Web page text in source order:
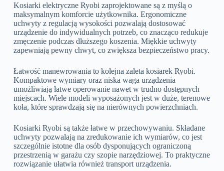
Kosiarki elektryczne Ryobi zaprojektowane są z myślą o
maksymalnym komforcie użytkownika. Ergonomiczne
uchwyty z regulacją wysokości pozwalają dostosować
urządzenie do indywidualnych potrzeb, co znacząco redukuje
zmęczenie podczas dłuższego koszenia. Miękkie uchwyty
zapewniają pewny chwyt, co zwiększa bezpieczeństwo pracy.
Łatwość manewrowania to kolejna zaleta kosiarek Ryobi.
Kompaktowe wymiary oraz niska waga urządzenia
umożliwiają łatwe operowanie nawet w trudno dostępnych
miejscach. Wiele modeli wyposażonych jest w duże, terenowe
koła, które sprawdzają się na nierównych powierzchniach.
Kosiarki Ryobi są także łatwe w przechowywaniu. Składane
uchwyty pozwalają na zredukowanie ich wymiarów, co jest
szczególnie istotne dla osób dysponujących ograniczoną
przestrzenią w garażu czy szopie narzędziowej. To praktyczne
rozwiązanie ułatwia również transport urządzenia.